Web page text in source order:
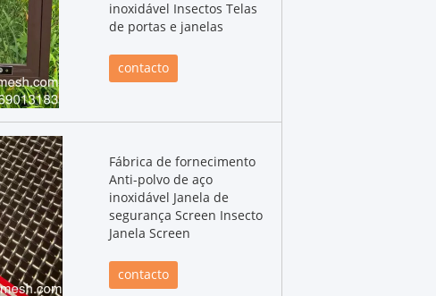
inoxidável Insectos Telas
de portas e janelas
contacto
Fábrica de fornecimento
Anti-polvo de aço
inoxidável Janela de
segurança Screen Insecto
Janela Screen
contacto